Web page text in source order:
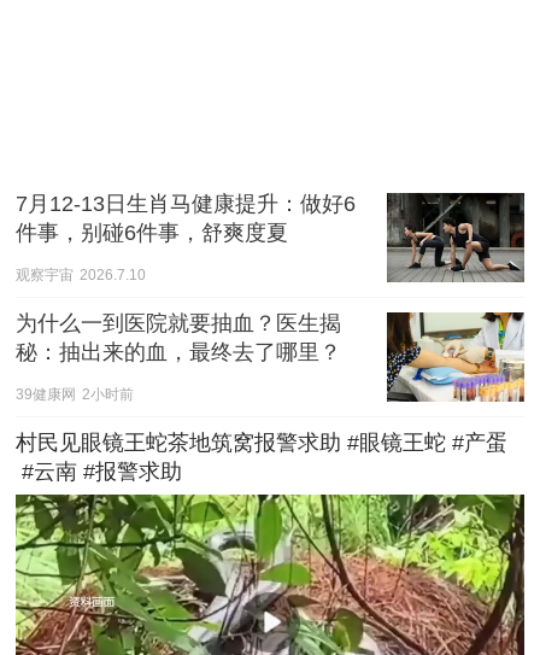
7月12-13日生肖马健康提升：做好6
件事，别碰6件事，舒爽度夏
观察宇宙 2026.7.10
为什么一到医院就要抽血？医生揭
秘：抽出来的血，最终去了哪里？
39健康网 2小时前
村民见眼镜王蛇茶地筑窝报警求助 #眼镜王蛇 #产蛋
#云南 #报警求助